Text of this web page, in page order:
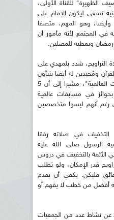
الظهيرة" للقناة الأولى،
تسعى ليكون الإمام على
وأيضا، وهو المهم، متصفا
في المجتمع لأنه مأمور أن
ورمضان ويعطيه للمصلين.
التراويح، شدد بلمهدي على
ومُجيدين له أيضا يتبأون
المراتب الأولى في المسابقات العالمية"، مشيرا إلى أن 5
بحوائز في مسابقات عالمية
رغم أنهم ليسوا متخصصين
في صلاته رفقا
الرسول صلى الله عليه
الأئمة بالتخفيف في دروس
قدر الإمكان، ولو تطلب
فليكن. يكفي أن يقدم
أفضل من خطب لا يفهم أو
عن نشاط عدد من الجمعيات